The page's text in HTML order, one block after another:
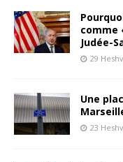
comme
Judée-
29
Une
23